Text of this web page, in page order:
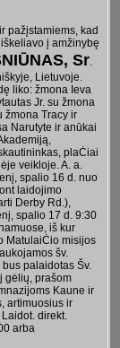
pažįstamiems, kad
į amžinybę
Sr.
Lietuvoje.
liko: žmona Ieva
Jr. su žmona
žmona Tracy ir
Narutyte ir anūkai
plaĊiai
veikloje. A. a.
spalio 16 d. nuo
laidojimo
Derby Rd.),
spalio 17 d. 9:30
iš kur
MatulaiĊio misijos
šv.
palaidotas Šv.
gėlių, prašom
Kaune ir
artimuosius ir
direkt.
arba